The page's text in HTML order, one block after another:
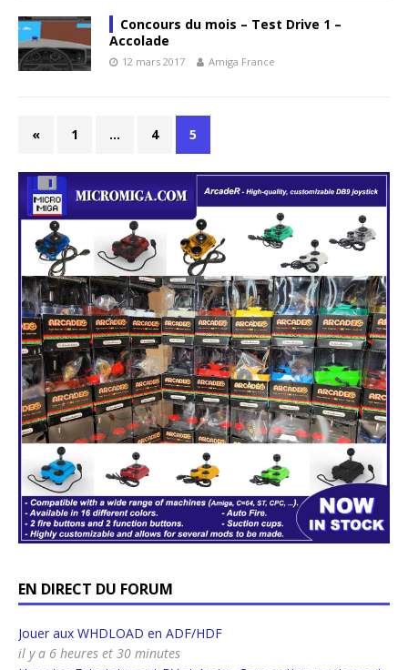
Concours du mois – Test Drive 1 –
Accolade
12 mars 2017 Amiga France
« 1 … 4 5
EN DIRECT DU FORUM
Jouer aux WHDLOAD en ADF/HDF
il y a 6 heures et 30 minutes